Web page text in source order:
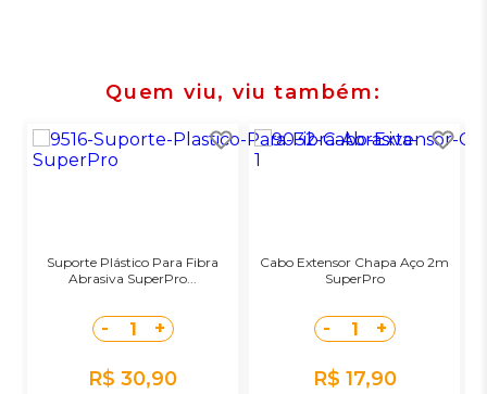
Quem viu, viu também
Suporte Plástico Para Fibra
Abrasiva SuperPro...
- 1 +
R$ 30,90
Cabo Extensor Chapa Aço 2m
SuperPro
- 1 +
R$ 17,90